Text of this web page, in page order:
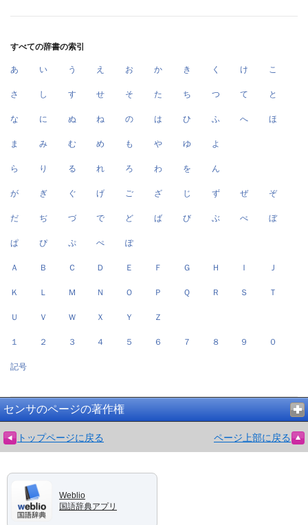
すべての辞書の索引
あ い う え お か き く け こ
さ し す せ そ た ち つ て と
な に ぬ ね の は ひ ふ へ ほ
ま み む め も や ゆ よ
ら り る れ ろ わ を ん
が ぎ ぐ げ ご ざ じ ず ぜ ぞ
だ ぢ づ で ど ば び ぶ べ ぼ
ぱ ぴ ぷ ぺ ぽ
Ａ Ｂ Ｃ Ｄ Ｅ Ｆ Ｇ Ｈ Ｉ Ｊ
Ｋ Ｌ Ｍ Ｎ Ｏ Ｐ Ｑ Ｒ Ｓ Ｔ
Ｕ Ｖ Ｗ Ｘ Ｙ Ｚ
１ ２ ３ ４ ５ ６ ７ ８ ９ ０
記号
センサのページの著作権
トップページに戻る ページ上部に戻る
Weblio
国語辞典アプリ